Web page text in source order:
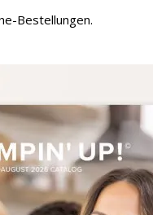
Bestellungen.